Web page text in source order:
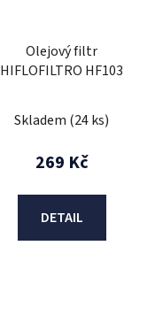
Olejový filtr
HIFLOFILTRO HF103
Skladem (24 ks)
269 Kč
DETAIL